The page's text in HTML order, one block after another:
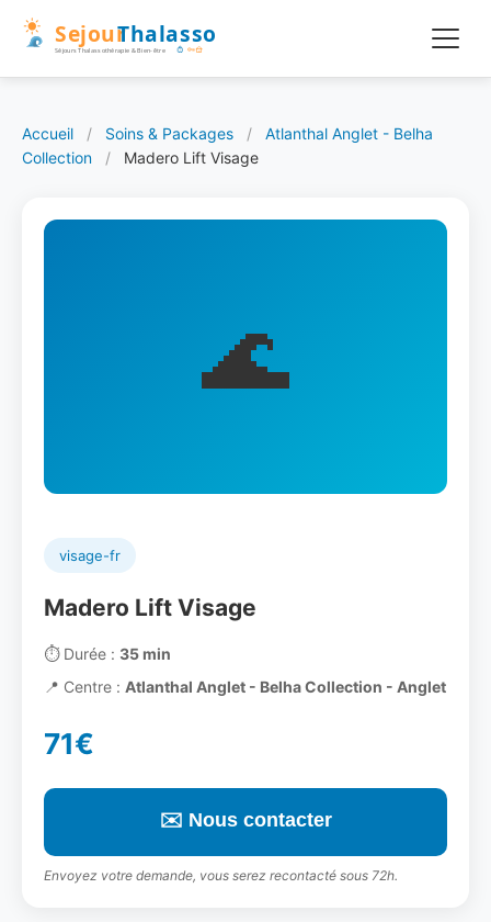
Accueil / Soins & Packages /
Atlanthal Anglet - Belha
Collection
/ Madero Lift Visage
🌊
visage-fr
Madero Lift Visage
⏱️Durée : 35 min
📍 Centre : Atlanthal Anglet - Belha Collection - Anglet
71€
✉️ Nous contacter
Envoyez votre demande, vous serez recontacté sous 72h.